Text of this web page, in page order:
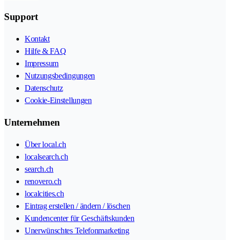
Support
Kontakt
Hilfe & FAQ
Impressum
Nutzungsbedingungen
Datenschutz
Cookie-Einstellungen
Unternehmen
Über local.ch
localsearch.ch
search.ch
renovero.ch
localcities.ch
Eintrag erstellen / ändern / löschen
Kundencenter für Geschäftskunden
Unerwünschtes Telefonmarketing